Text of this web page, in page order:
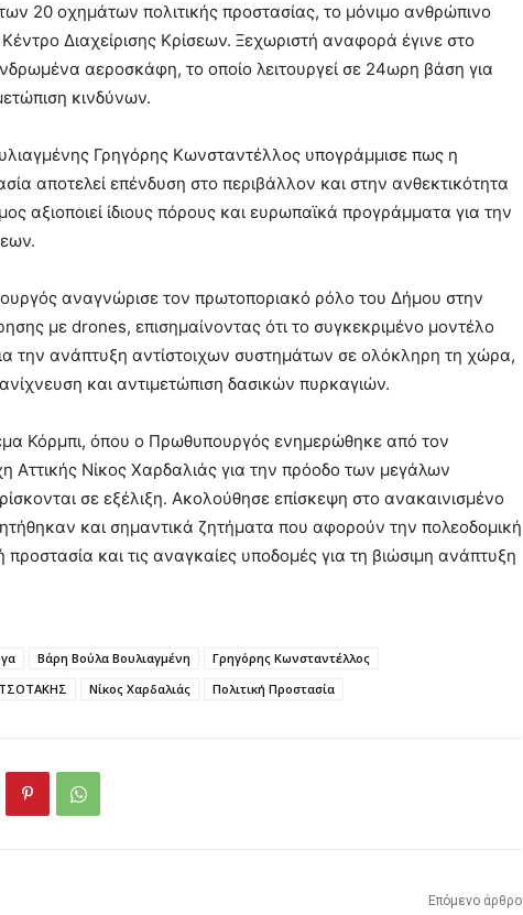
20 οχημάτων πολιτικής προστασίας, το μόνιμο ανθρώπινο
Διαχείρισης Κρίσεων. Ξεχωριστή αναφορά έγινε στο
αεροσκάφη, το οποίο λειτουργεί σε 24ωρη βάση για
κινδύνων.
Γρηγόρης Κωνσταντέλλος υπογράμμισε πως η
αποτελεί επένδυση στο περιβάλλον και στην ανθεκτικότητα
αξιοποιεί ίδιους πόρους και ευρωπαϊκά προγράμματα για την
αναγνώρισε τον πρωτοποριακό ρόλο του Δήμου στην
με drones, επισημαίνοντας ότι το συγκεκριμένο μοντέλο
την ανάπτυξη αντίστοιχων συστημάτων σε ολόκληρη τη χώρα,
και αντιμετώπιση δασικών πυρκαγιών.
Κόρμπι, όπου ο Πρωθυπουργός ενημερώθηκε από τον
Αττικής Νίκος Χαρδαλιάς για την πρόοδο των μεγάλων
σε εξέλιξη. Ακολούθησε επίσκεψη στο ανακαινισμένο
και σημαντικά ζητήματα που αφορούν την πολεοδομική
και τις αναγκαίες υποδομές για τη βιώσιμη ανάπτυξη
Βάρη Βούλα Βουλιαγμένη
Γρηγόρης Κωνσταντέλλος
Νίκος Χαρδαλιάς Πολιτική Προστασία
Επόμενο άρθρο